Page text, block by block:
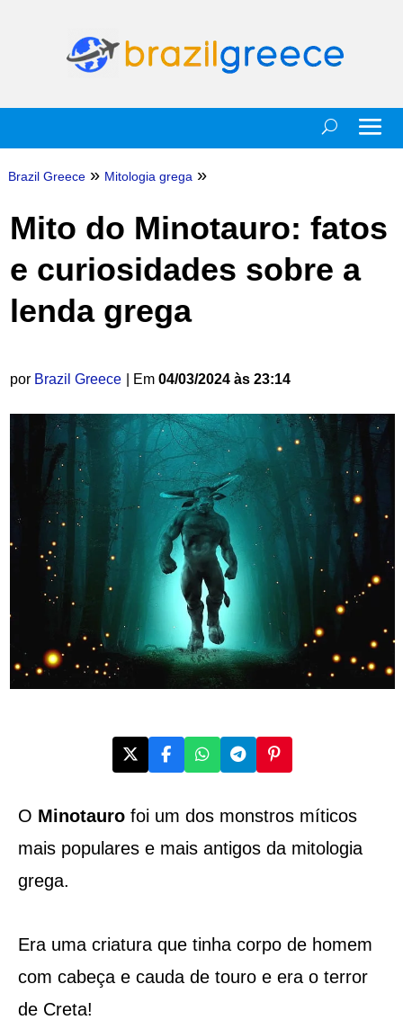
Brazil Greece » Mitologia grega »
Mito do Minotauro: fatos
e curiosidades sobre a
lenda grega
por Brazil Greece | Em 04/03/2024 às 23:14
O Minotaurofoi um dos monstros míticos
mais populares e mais antigos da mitologia
grega.
Era uma criatura que tinha corpo de homem
com cabeça e cauda de touro e era o terror
de Creta!